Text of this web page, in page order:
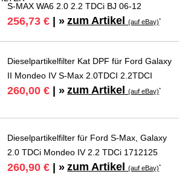
S-MAX WA6 2.0 2.2 TDCi BJ 06-12
256,73 € | » zum Artikel(auf eBay)*
Dieselpartikelfilter Kat DPF für Ford Galaxy
II Mondeo IV S-Max 2.0TDCI 2.2TDCI
260,00 € | » zum Artikel(auf eBay)*
Dieselpartikelfilter für Ford S-Max, Galaxy
2.0 TDCi Mondeo IV 2.2 TDCi 1712125
260,90 € | » zum Artikel(auf eBay)*